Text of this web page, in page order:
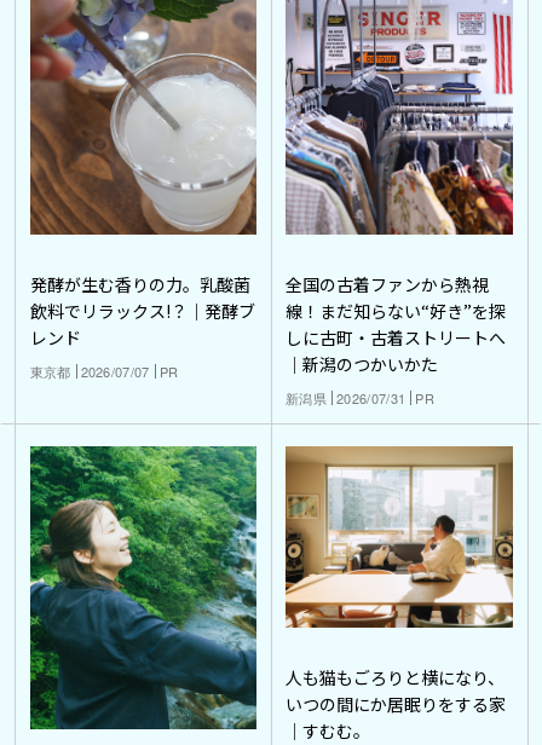
発酵が生む香りの力。乳酸菌
飲料でリラックス!？｜発酵ブ
レンド
東京都 2026/07/07 PR
全国の古着ファンから熱視
線！まだ知らない“好き”を探
しに古町・古着ストリートへ
｜新潟のつかいかた
新潟県 2026/07/31 PR
人も猫もごろりと横になり、
いつの間にか居眠りをする家
｜すむむ。